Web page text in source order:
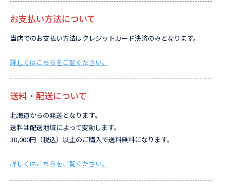
お支払い方法について
当店でのお支払い方法はクレジットカード決済のみとなります。
詳しくはこちらをご覧ください。
送料・配送について
北海道からの発送となります。
送料は配送地域によって変動します。
30,000円（税込）以上のご購入で送料無料になります。
詳しくはこちらをご覧ください。